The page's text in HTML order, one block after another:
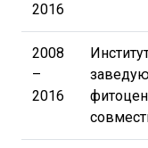
2016
2008
–
2016